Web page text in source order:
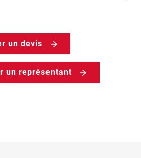
un devis
un représentant